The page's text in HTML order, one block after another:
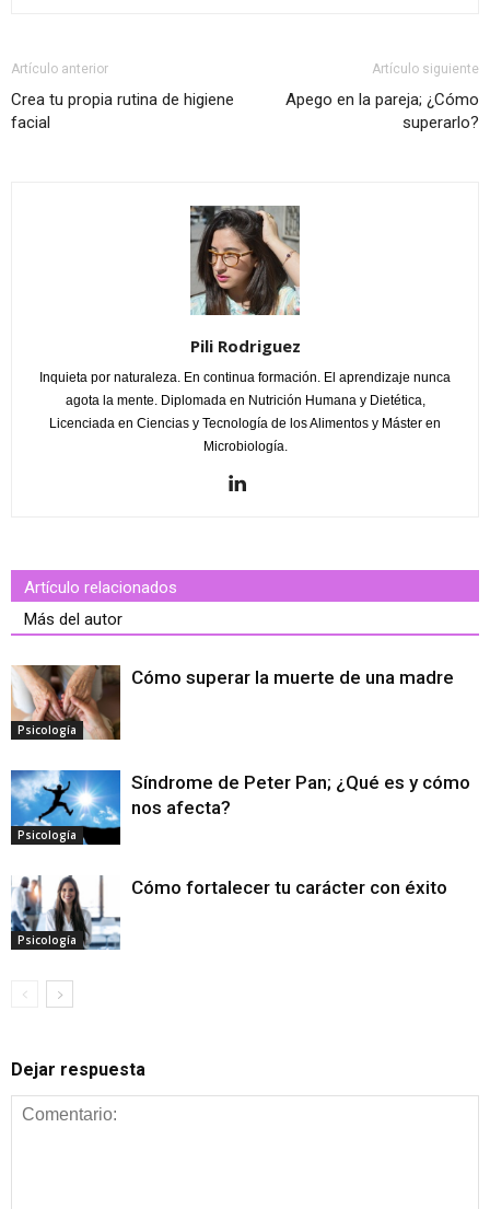
Artículo anterior
Crea tu propia rutina de higiene
facial
Artículo siguiente
Apego en la pareja; ¿Cómo
superarlo?
Pili Rodriguez
Inquieta por naturaleza. En continua formación. El aprendizaje nunca
agota la mente. Diplomada en Nutrición Humana y Dietética,
Licenciada en Ciencias y Tecnología de los Alimentos y Máster en
Microbiología.
Artículo relacionados
Más del autor
Psicología
Cómo superar la muerte de una madre
Psicología
Síndrome de Peter Pan; ¿Qué es y cómo
nos afecta?
Psicología
Cómo fortalecer tu carácter con éxito
Dejar respuesta